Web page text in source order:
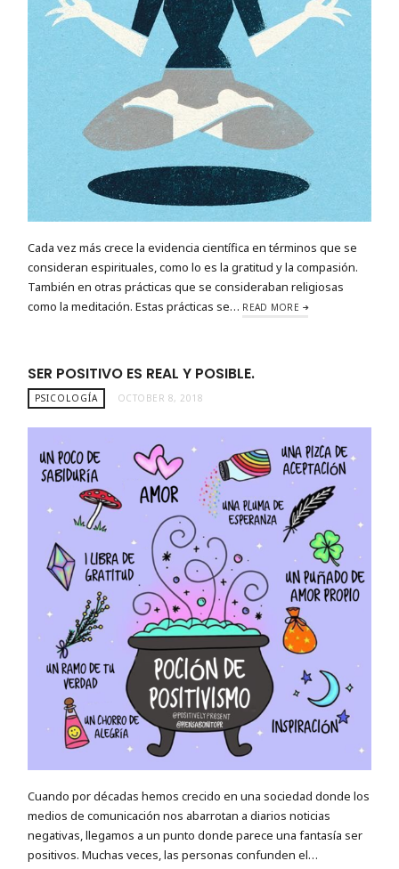
Cada vez más crece la evidencia científica en términos que se
consideran espirituales, como lo es la gratitud y la compasión.
También en otras prácticas que se consideraban religiosas
como la meditación. Estas prácticas se… READ MORE
SER POSITIVO ES REAL Y POSIBLE.
PSICOLOGÍA OCTOBER 8, 2018
Cuando por décadas hemos crecido en una sociedad donde los
medios de comunicación nos abarrotan a diarios noticias
negativas, llegamos a un punto donde parece una fantasía ser
positivos. Muchas veces, las personas confunden el…